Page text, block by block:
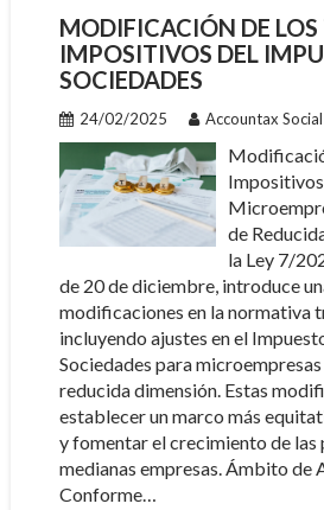
MODIFICACIÓN DE LOS
IMPOSITIVOS DEL
SOCIEDADES
24/02/2025 Accountax Social
de
la Ley 7/
de 20 de diciembre, introduce
modificaciones en la normativa
incluyendo ajustes en el
Sociedades para
reducida dimensión. Estas
establecer un marco más
y fomentar el crecimiento de las
medianas empresas. Ámbito de
Conforme…